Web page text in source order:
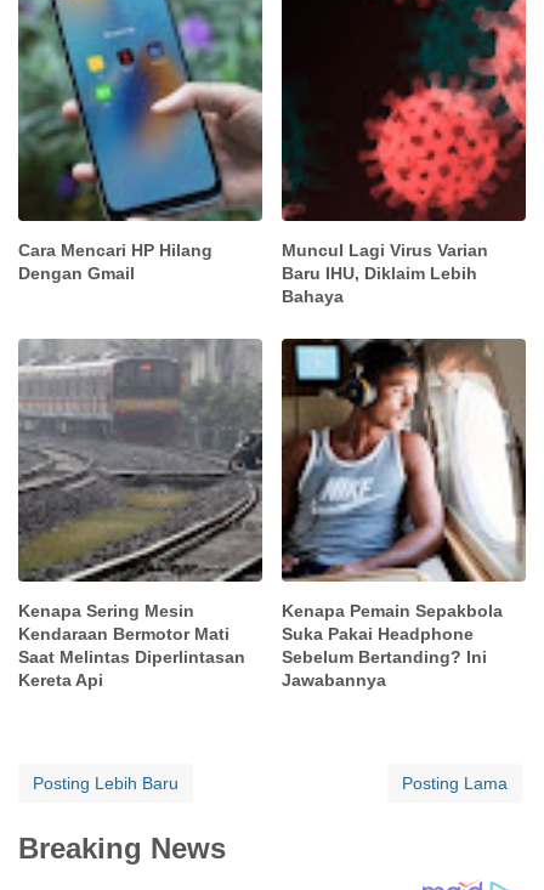
Cara Mencari HP Hilang
Dengan Gmail
Muncul Lagi Virus Varian
Baru IHU, Diklaim Lebih
Bahaya
Kenapa Sering Mesin
Kendaraan Bermotor Mati
Saat Melintas Diperlintasan
Kereta Api
Kenapa Pemain Sepakbola
Suka Pakai Headphone
Sebelum Bertanding? Ini
Jawabannya
Posting Lebih Baru Posting Lama
Breaking News